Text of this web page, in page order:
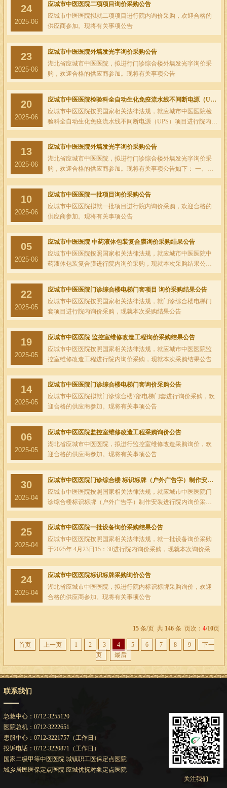
24
2025-06
应城市中医医院二项项目询价采购公告
应城市中医医院拟就二项项目进行院内询价采购，欢迎合格的
供应商参加。现将有关事项公告
23
2025-06
应城市中医医院外墙发光字询价采购公告
湖北省应城市中医医院，拟进行门诊综合楼外墙发光字询价采
购，欢迎合格的供应商参加。现将有关事项公告
20
2025-06
应城市中医医院检验科全自动生化免疫流水线不间断电源（UPS）项目询价采购结果公告
应城市中医医院按照国家相关法律法规，就应城市中医医院检
验科全自动生化免疫流水线不间断电源（UPS）项目进行院内询
价采购，现就本次采购结果公告
13
2025-06
应城市中医医院外墙发光字询价采购公告
湖北省应城市中医医院，拟进行门诊综合楼外墙发光字询价采
购，欢迎合格的供应商参加。现将有关事项公告如下： 一、项
目名称：门诊综合楼外墙发光字制作安装 二、项目概况：门诊
形式：询价采购 五、供应商资格要求： 1、供应商必须具备
《政府采购法》......
10
2025-06
应城市中医医院一批项目询价采购公告
应城市中医医院拟就一批项目进行院内询价采购，欢迎合格的
供应商参加。现将有关事项公告
05
2025-06
应城市中医医院 中药液体包装复合膜询价采购结果公告
应城市中医医院按照国家相关法律法规，就应城市中医医院中
药液体包装复合膜进行院内询价采购，现就本次采购结果公告
如下： 一、项目名称：应城市中医医院中药液体包装复合膜询
会议日期：2025年4月15日 询价会议地点：应城市中医医院2号5
楼......
22
2025-05
应城市中医医院门诊综合楼电梯门套项目 询价采购结果公告
应城市中医医院按照国家相关法律法规，就门诊综合楼电梯门
套项目进行院内询价采购，现就本次采购结果公告
19
2025-05
应城市中医医院 监控室维修改造工程询价采购结果公告
应城市中医医院按照国家相关法律法规，就应城市中医医院监
控室维修改造工程进行院内询价采购，现就本次采购结果公告
14
2025-05
应城市中医医院门诊综合楼电梯门套询价采购公告
应城市中医医院拟就门诊综合楼7部电梯门套进行询价采购，欢
迎合格的供应商参加。现将有关事项公告
06
2025-05
应城市中医医院监控室维修改造工程采购询价公告
湖北省应城市中医医院，拟进行监控室维修改造采购询价，欢
迎合格的供应商参加。现将有关事项公告
30
2025-04
应城市中医医院门诊综合楼 标识标牌（户外广告字）制作安装询价采购结果公告
应城市中医医院按照国家相关法律法规，就应城市中医医院门
诊综合楼标识标牌（户外广告字）制作安装进行院内询价采
购，现就本次采购结果公告
25
2025-04
应城市中医医院一批设备询价采购结果公告
应城市中医医院按照国家相关法律法规，就一批设备询价采购
于2025年 4月23日15：30进行院内询价采购，现就本次询价采购
结果公告
24
2025-04
应城市中医医院标识标牌采购询价公告
湖北省应城市中医医院，拟进行院内标识标牌采购询价，欢迎
合格的供应商参加。现将有关事项公告
15条/页 共 146条 页次： 4/10页
首页 上一页 1 2 3 4 5 6 7 8 9
下一
页
最后
关注我们
联系我们
急救中心：0712-3255120
医院总机：0712-3222651
患服中心：0712-3221757（工作日）
投诉电话：0712-3220871（工作日）
国家二级甲等中医医院 城镇职工医保定点医院
城乡居民医保定点医院 应城优抚对象定点医院